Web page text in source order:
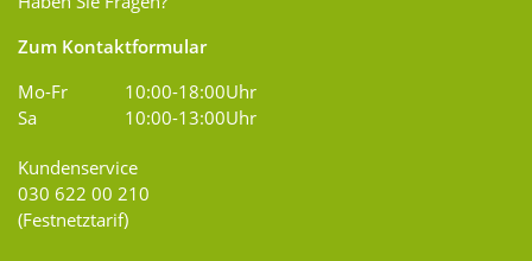
Zum Kontaktformular
Mo-Fr
10:00-18:00Uhr
Sa
10:00-13:00Uhr
Kundenservice
030 622 00 210
(Festnetztarif)